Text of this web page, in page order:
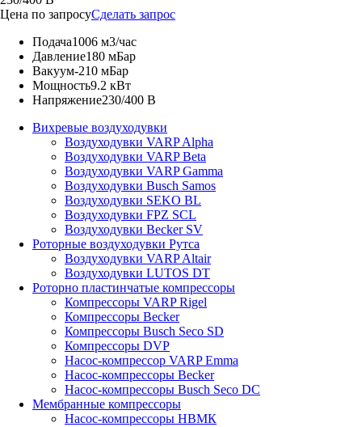
Цена по запросуСделать запрос
Подача1006 м3/час
Давление180 мБар
Вакуум-210 мБар
Мощность9.2 кВт
Напряжение230/400 В
Вихревые воздуходувки
Воздуходувки VARP Alpha
Воздуходувки VARP Beta
Воздуходувки VARP Gamma
Воздуходувки Busch Samos
Воздуходувки SEKO BL
Воздуходувки FPZ SCL
Воздуходувки Becker SV
Роторные воздуходувки Рутса
Воздуходувки VARP Altair
Воздуходувки LUTOS DT
Роторно пластинчатые компрессоры
Компрессоры VARP Rigel
Компрессоры Becker
Компрессоры Busch Seco SD
Компрессоры DVP
Насос-компрессор VARP Emma
Насос-компрессоры Becker
Насос-компрессоры Busch Seco DC
Мембранные компрессоры
Насос-компрессоры НВМК